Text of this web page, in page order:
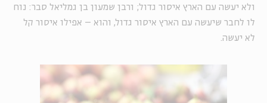
ולא יעשה עם הארץ איסור גדול; ורבן שמעון בן גמליאל סבר: נוח
לו לחבר שיעשה עם הארץ איסור גדול, והוא – אפילו איסור קל
לא יעשה.